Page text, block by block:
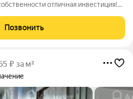
инвестиция!
но функциональное
площадью 36
Позвонить
₽ за м²